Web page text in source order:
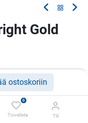
ostoskoriin
0
Toivelista Tili
Gold